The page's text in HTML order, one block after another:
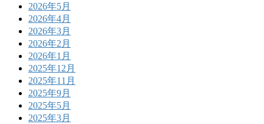
2026年5月
2026年4月
2026年3月
2026年2月
2026年1月
2025年12月
2025年11月
2025年9月
2025年5月
2025年3月